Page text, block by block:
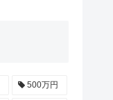
500万円